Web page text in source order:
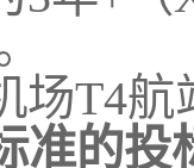
场T4航
准的投